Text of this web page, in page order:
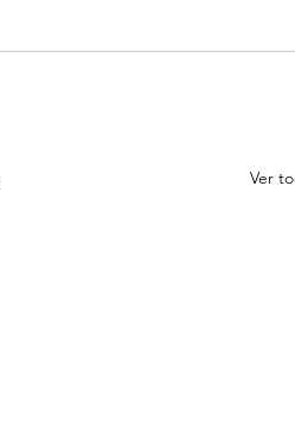
Ver